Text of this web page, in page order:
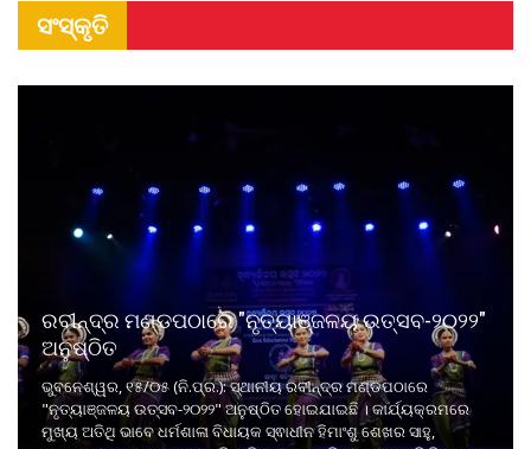
ସଂସ୍କୃତି
ରବୀନ୍ଦ୍ର ମଣ୍ଡପଠାରେ "ନୃତ୍ୟାଞ୍ଜଳୟ ଉତ୍ସବ-୨୦୨୨"
ଅନୁଷ୍ଠିତ
ଭୁବନେଶ୍ୱର, ୧୫/୦୫ (ନି.ପ୍ର.): ସ୍ଥାନୀୟ ରବୀନ୍ଦ୍ର ମଣ୍ଡପଠାରେ
"ନୃତ୍ୟାଞ୍ଜଳୟ ଉତ୍ସବ-୨୦୨୨" ଅନୁଷ୍ଠିତ ହୋଇଯାଇଛି । କାର୍ଯ୍ୟକ୍ରମରେ
ମୁଖ୍ୟ ଅତିଥି ଭାବେ ଧର୍ମଶାଳା ବିଧାୟକ ସ୍ଵାଧୀନ ହିମାଂଶୁ ଶେଖର ସାହୁ,